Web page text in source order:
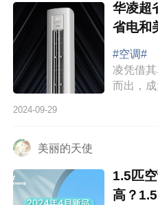
华凌超
省电和
#空调#
凌凭借
而出，
样？华
2024-09-29
美丽的天使
1.5匹
高？